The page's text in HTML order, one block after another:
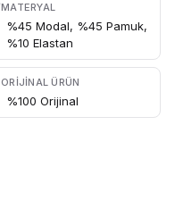
MATERYAL
%45 Modal, %45 Pamuk,
%10 Elastan
ORIJINAL ÜRÜN
%100 Orijinal